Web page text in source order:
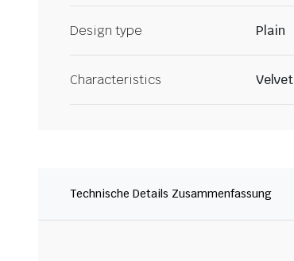
Design type Plain
Characteristics Velvet
Technische Details Zusammenfassung